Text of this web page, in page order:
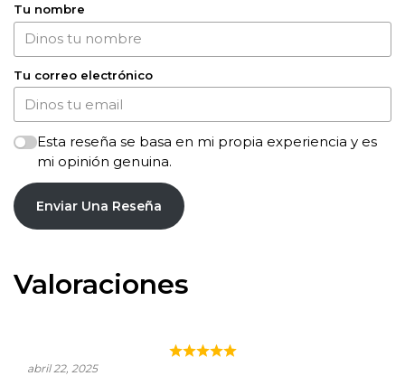
Tu nombre
Tu correo electrónico
Esta reseña se basa en mi propia experiencia y es
mi opinión genuina.
Enviar Una Reseña
Valoraciones
abril 22, 2025